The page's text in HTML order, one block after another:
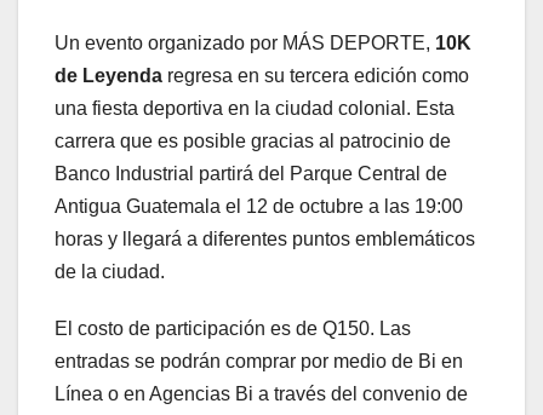
Un evento organizado por MÁS DEPORTE, 10K
de Leyenda regresa en su tercera edición como
una fiesta deportiva en la ciudad colonial. Esta
carrera que es posible gracias al patrocinio de
Banco Industrial partirá del Parque Central de
Antigua Guatemala el 12 de octubre a las 19:00
horas y llegará a diferentes puntos emblemáticos
de la ciudad.
El costo de participación es de Q150. Las
entradas se podrán comprar por medio de Bi en
Línea o en Agencias Bi a través del convenio de